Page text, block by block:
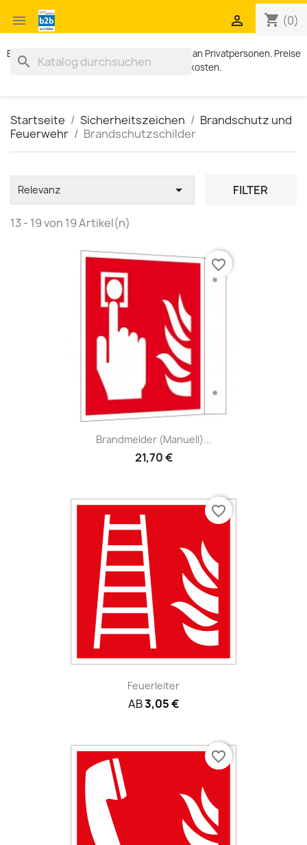
 shopping_cart (0)

Exklusiv für Geschäftskunden. Kein Verkauf an Privatpersonen. Preise
zzgl. MWST und Versandkosten.
search
Startseite Sicherheitszeichen
Brandschutz und
Feuerwehr
Brandschutzschilder
Relevanz  FILTER
13 - 19 von 19 Artikel(n)
Brandmelder (manuell)...
21,70 €
favorite_border
Feuerleiter
AB3,05 €
favorite_border
favorite_border